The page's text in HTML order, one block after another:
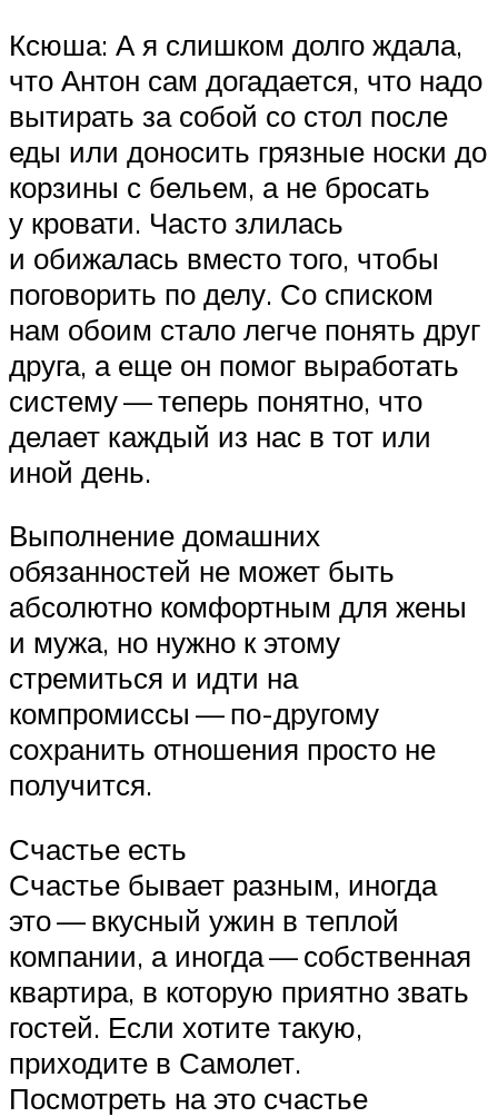
Ксюша: А я слишком долго ждала,
что Антон сам догадается, что надо
вытирать за собой со стол после
еды или доносить грязные носки до
корзины с бельем, а не бросать
у кровати. Часто злилась
и обижалась вместо того, чтобы
поговорить по делу. Со списком
нам обоим стало легче понять друг
друга, а еще он помог выработать
систему — теперь понятно, что
делает каждый из нас в тот или
иной день.
Выполнение домашних
обязанностей не может быть
абсолютно комфортным для жены
и мужа, но нужно к этому
стремиться и идти на
компромиссы — по-другому
сохранить отношения просто не
получится.
Счастье есть
Счастье бывает разным, иногда
это — вкусный ужин в теплой
компании, а иногда — собственная
квартира, в которую приятно звать
гостей. Если хотите такую,
приходите в Самолет.
Посмотреть на это счастье